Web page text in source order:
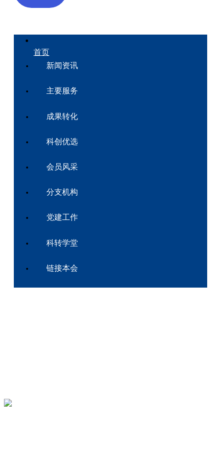
首页
新闻资讯
主要服务
成果转化
科创优选
会员风采
分支机构
党建工作
科转学堂
链接本会